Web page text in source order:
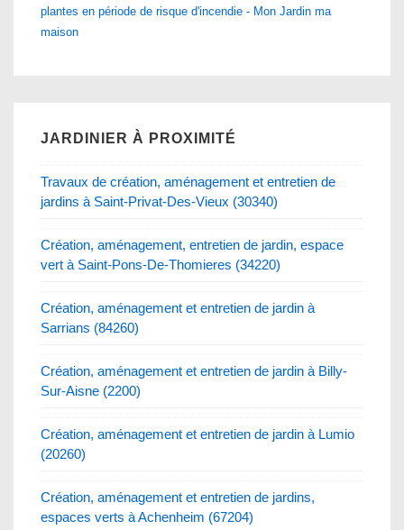
plantes en période de risque d'incendie - Mon Jardin ma
maison
JARDINIER À PROXIMITÉ
Travaux de création, aménagement et entretien de
jardins à Saint-Privat-Des-Vieux (30340)
Création, aménagement, entretien de jardin, espace
vert à Saint-Pons-De-Thomieres (34220)
Création, aménagement et entretien de jardin à
Sarrians (84260)
Création, aménagement et entretien de jardin à Billy-
Sur-Aisne (2200)
Création, aménagement et entretien de jardin à Lumio
(20260)
Création, aménagement et entretien de jardins,
espaces verts à Achenheim (67204)